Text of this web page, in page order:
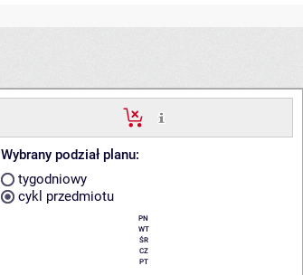
Wybrany podział planu:
tygodniowy
cykl przedmiotu
PN
WT
ŚR
CZ
PT